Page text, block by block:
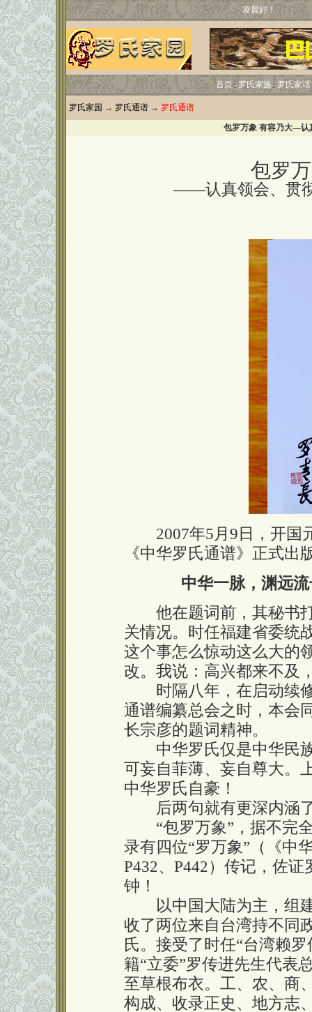
凌晨好！
首页 罗氏家族 罗氏家话
罗氏家园 → 罗氏通谱 → 罗氏通谱
包罗万象 有容乃大—认
包罗
——认真领会、贯
2007年5月9日，开国
《中华罗氏通谱》正式出
中华一脉，渊远
他在题词前，其秘书打
关情况。时任福建省委统
这个事怎么惊动这么大的
改。我说：高兴都来不及
时隔八年，在启动续修
通谱编纂总会之时，本会
长宗彦的题词精神。
中华罗氏仅是中华民族
可妄自菲薄、妄自尊大。
中华罗氏自豪！
后两句就有更深内涵
“包罗万象”，据不完全
录有四位“罗万象”（《中
P432、P442）传记，佐
钟！
以中国大陆为主，组建
收了两位来自台湾持不同
氏。接受了时任“台湾赖
籍“立委”罗传进先生代表
至草根布衣。工、农、商
构成、收录正史、地方志